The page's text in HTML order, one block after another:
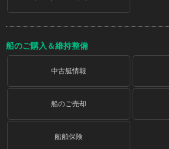
船のご購入＆維持整備
中古艇情報
船のご売却
船舶保険